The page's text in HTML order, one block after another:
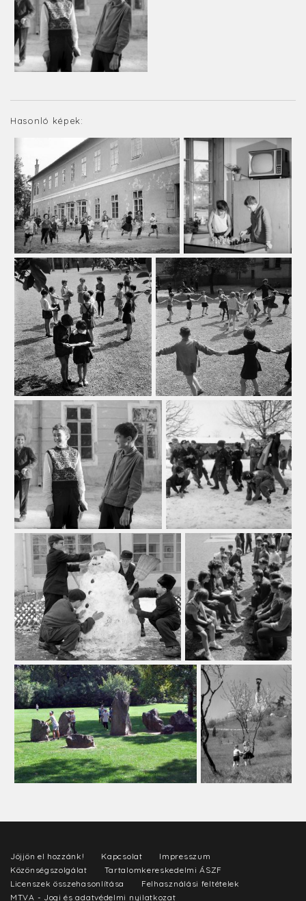
Hasonló képek:
Jöjjön el hozzánk! Kapcsolat
Impresszum
Közönségszolgálat
Tartalomkereskedelmi ÁSZF
Licenszek összehasonlítása
Felhasználási feltételek
MTVA - Jogi és adatvédelmi nyilatkozat